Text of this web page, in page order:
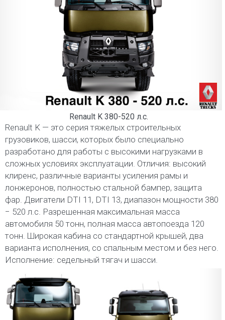
Renault K 380-520 л.с.
Renault K — это серия тяжелых строительных
грузовиков, шасси, которых было специально
разработано для работы с высокими нагрузками в
сложных условиях эксплуатации. Отличия: высокий
клиренс, различные варианты усиления рамы и
лонжеронов, полностью стальной бампер, защита
фар. Двигатели DTI 11, DTI 13, диапазон мощности 380
− 520 л.с. Разрешенная максимальная масса
автомобиля 50 тонн, полная масса автопоезда 120
тонн. Широкая кабина со стандартной крышей, два
варианта исполнения, со спальным местом и без него.
Исполнение: седельный тягач и шасси.